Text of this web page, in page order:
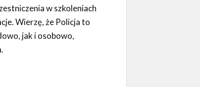
w szkoleniach
Wierzę, że Policja to
jak i osobowo,